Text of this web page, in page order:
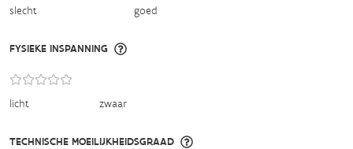
slecht goed
FYSIEKE INSPANNING
licht zwaar
TECHNISCHE MOEILIJKHEIDSGRAAD